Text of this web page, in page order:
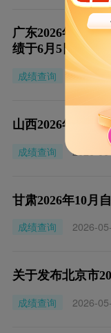
广东2026年上半
绩于6月5日公布
成绩查询
2026-06-
山西2026年10月
成绩查询
2026-
甘肃2026年10月
成绩查询
2026-
关于发布北京市
成绩查询
2026-